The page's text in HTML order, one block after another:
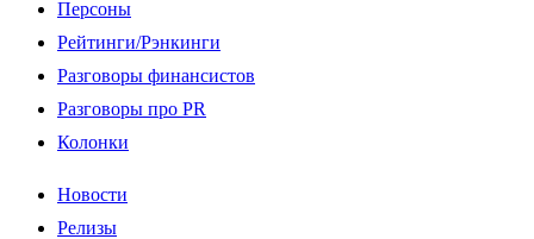
Персоны
Рейтинги/Рэнкинги
Разговоры финансистов
Разговоры про PR
Колонки
Новости
Релизы